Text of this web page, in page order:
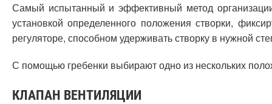
Самый испытанный и эффективный метод
установкой определенного положения створки,
регуляторе, способном удерживать створку в нужной
С помощью гребенки выбирают одно из нескольких
КЛАПАН ВЕНТИЛЯЦИИ